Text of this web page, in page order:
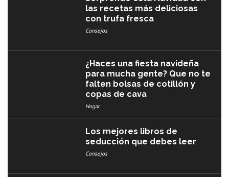
las recetas más deliciosas
con trufa fresca
Consejos
¿Haces una fiesta navideña
para mucha gente? Que no te
falten bolsas de cotillón y
copas de cava
Hogar
Los mejores libros de
seducción que debes leer
Consejos